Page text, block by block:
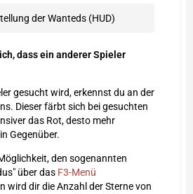
der Wanteds (HUD)
dass ein anderer Spieler
gesucht wird, erkennst du an der
Dieser färbt sich bei gesuchten
das Rot, desto mehr
Gegenüber.
den sogenannten
über das F3-Menü
wird dir die Anzahl der Sterne von